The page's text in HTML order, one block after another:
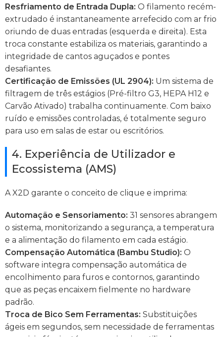
Resfriamento de Entrada Dupla: O filamento recém-
extrudado é instantaneamente arrefecido com ar frio
oriundo de duas entradas (esquerda e direita). Esta
troca constante estabiliza os materiais, garantindo a
integridade de cantos aguçados e pontes
desafiantes.
Certificação de Emissões (UL 2904): Um sistema de
filtragem de três estágios (Pré-filtro G3, HEPA H12 e
Carvão Ativado) trabalha continuamente. Com baixo
ruído e emissões controladas, é totalmente seguro
para uso em salas de estar ou escritórios.
4. Experiência de Utilizador e
Ecossistema (AMS)
A X2D garante o conceito de clique e imprima:
Automação e Sensoriamento: 31 sensores abrangem
o sistema, monitorizando a segurança, a temperatura
e a alimentação do filamento em cada estágio.
Compensação Automática (Bambu Studio): O
software integra compensação automática de
encolhimento para furos e contornos, garantindo
que as peças encaixem fielmente no hardware
padrão.
Troca de Bico Sem Ferramentas: Substituições
ágeis em segundos, sem necessidade de ferramentas